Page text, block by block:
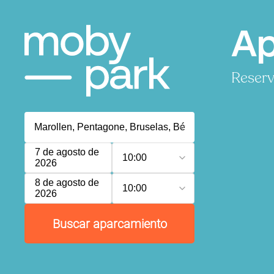
7 de agosto de
2026
10:00
8 de agosto de
2026
10:00
Buscar aparcamiento